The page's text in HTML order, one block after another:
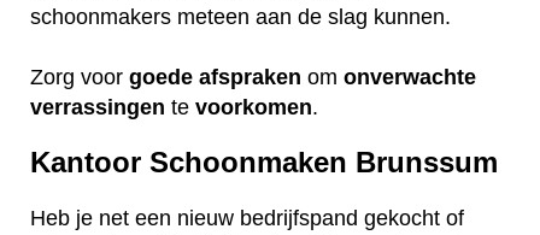
schoonmakers meteen aan de slag kunnen.
Zorg voor goede afspraken om onverwachte
verrassingen te voorkomen.
Kantoor Schoonmaken Brunssum
Heb je net een nieuw bedrijfspand gekocht of